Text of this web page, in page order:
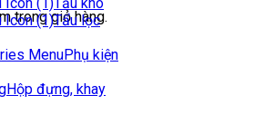
trong giỏ hàng.
Tẩu lọc
Phụ kiện
Hộp đựng, khay